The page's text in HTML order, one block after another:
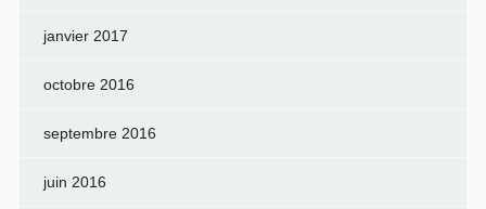
janvier 2017
octobre 2016
septembre 2016
juin 2016